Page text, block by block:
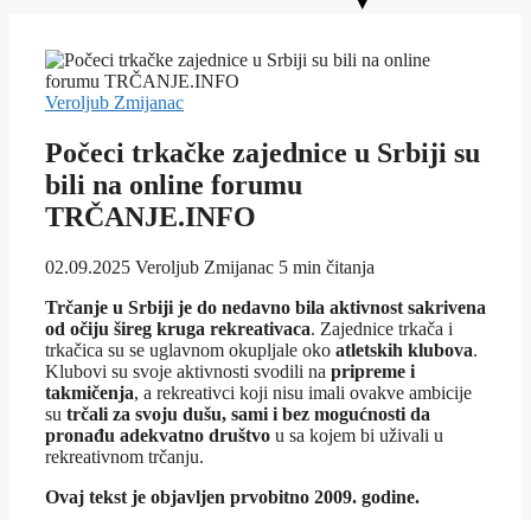
Veroljub Zmijanac
Počeci trkačke zajednice u Srbiji su
bili na online forumu
TRČANJE.INFO
02.09.2025 Veroljub Zmijanac 5 min čitanja
Trčanje u Srbiji je do nedavno bila aktivnost sakrivena
od očiju šireg kruga rekreativaca. Zajednice trkača i
trkačica su se uglavnom okupljale oko atletskih klubova.
Klubovi su svoje aktivnosti svodili na pripreme i
takmičenja, a rekreativci koji nisu imali ovakve ambicije
su trčali za svoju dušu, sami i bez mogućnosti da
pronađu adekvatno društvo u sa kojem bi uživali u
rekreativnom trčanju.
Ovaj tekst je objavljen prvobitno 2009. godine.